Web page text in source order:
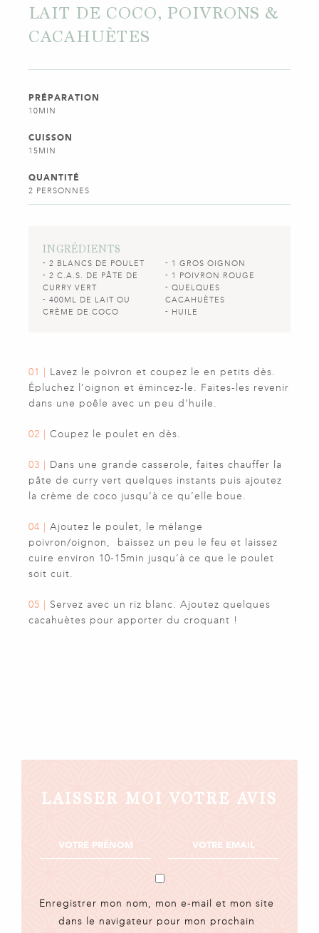
LAIT DE COCO, POIVRONS &
CACAHUÈTES
PRÉPARATION
10MIN
CUISSON
15MIN
QUANTITÉ
2 PERSONNES
INGRÉDIENTS
2 BLANCS DE POULET
2 C.A.S. DE PÂTE DE
CURRY VERT
400ML DE LAIT OU
CRÈME DE COCO
1 GROS OIGNON
1 POIVRON ROUGE
QUELQUES
CACAHUÈTES
HUILE
01 | Lavez le poivron et coupez le en petits dès.
Épluchez l’oignon et émincez-le. Faites-les revenir
dans une poêle avec un peu d’huile.
02 | Coupez le poulet en dès.
03 | Dans une grande casserole, faites chauffer la
pâte de curry vert quelques instants puis ajoutez
la crème de coco jusqu’à ce qu’elle boue.
04 | Ajoutez le poulet, le mélange
poivron/oignon, baissez un peu le feu et laissez
cuire environ 10-15min jusqu’à ce que le poulet
soit cuit.
05 | Servez avec un riz blanc. Ajoutez quelques
cacahuètes pour apporter du croquant !
LAISSER MOI VOTRE AVIS
Enregistrer mon nom, mon e-mail et mon site
dans le navigateur pour mon prochain